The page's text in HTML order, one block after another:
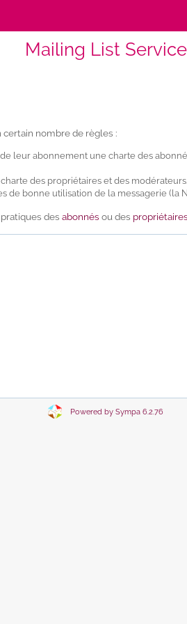
Mailing List Service
nombre de règles :
leur abonnement une charte des
des propriétaires et des modérateurs.
de bonne utilisation de la messagerie (la
des abonnés ou des
Powered by Sympa 6.2.76